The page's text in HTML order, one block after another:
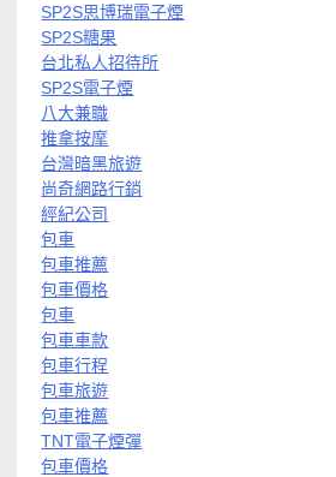
SP2S思博瑞電子煙
SP2S糖果
台北私人招待所
SP2S電子煙
八大兼職
推拿按摩
台灣暗黑旅遊
尚奇網路行銷
經紀公司
包車
包車推薦
包車價格
包車
包車車款
包車行程
包車旅遊
包車推薦
TNT電子煙彈
包車價格